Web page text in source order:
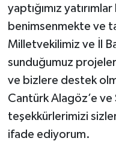
yaptığımız
benimsenmekte ve
Milletvekilimiz ve İl
sunduğumuz
ve bizlere destek
Cantürk Alagöz’e ve
teşekkürlerimizi
ifade ediyorum.